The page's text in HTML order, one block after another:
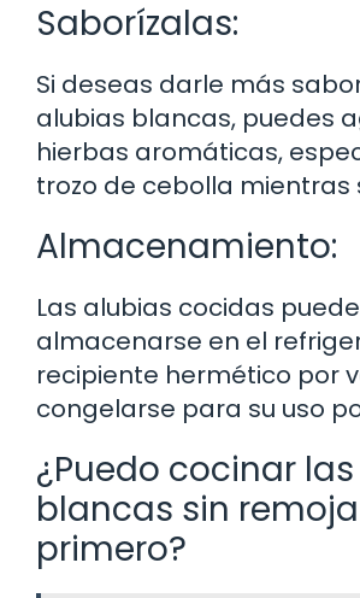
Saborízalas:
Si deseas darle más
alubias blancas, puedes
hierbas aromáticas,
trozo de cebolla mientras
Almacenamiento:
Las alubias cocidas
almacenarse en el
recipiente hermético por
congelarse para su uso
¿Puedo cocinar
blancas sin
primero?